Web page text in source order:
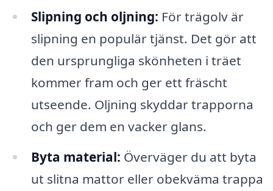
Slipning och oljning: För trägolv är
slipning en populär tjänst. Det gör att
den ursprungliga skönheten i träet
kommer fram och ger ett fräscht
utseende. Oljning skyddar trapporna
och ger dem en vacker glans.
Byta material: Överväger du att byta
ut slitna mattor eller obekväma trappa